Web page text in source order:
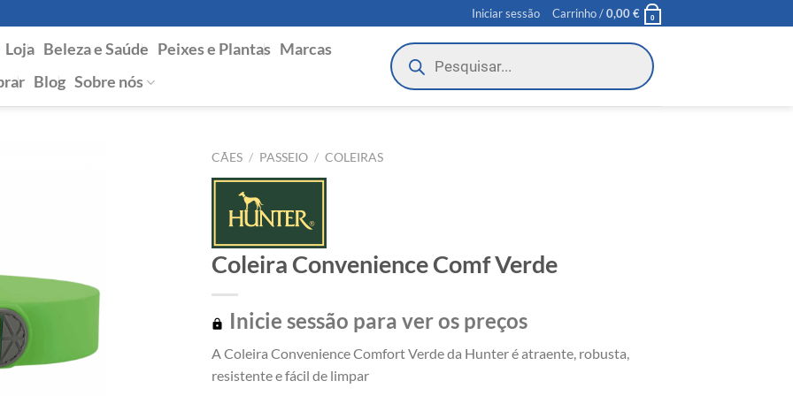
Iniciar sessão Carrinho /0,00€ 0
Loja Beleza e Saúde Peixes e Plantas Marcas
Blog Sobre nós
Products
search
CÃES / PASSEIO / COLEIRAS
Coleira Convenience Comf Verde
Inicie sessão para ver os preços
A Coleira Convenience Comfort Verde da Hunter é atraente, robusta,
resistente e fácil de limpar